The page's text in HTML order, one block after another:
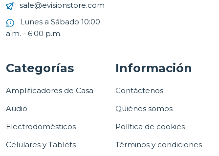
sale@evisionstore.com
Lunes a Sábado 10:00
a.m. - 6:00 p.m.
Categorías
Amplificadores de Casa
Audio
Electrodomésticos
Celulares y Tablets
Información
Contáctenos
Quiénes somos
Política de cookies
Términos y condiciones